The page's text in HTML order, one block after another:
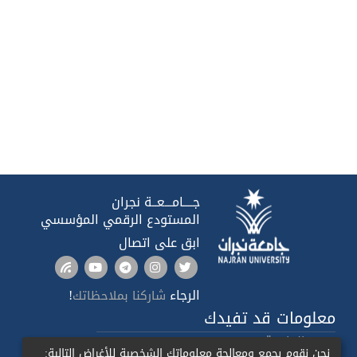
جــــامـــعــة نجران
المستودع الرقمي المؤسسي
ابق على اتصال
الرجاء شاركنا بملاحظاتك!
معلومات قد تفيدك
صدى الجامعة